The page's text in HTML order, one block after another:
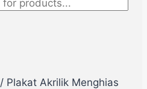
/ Plakat Akrilik Menghias